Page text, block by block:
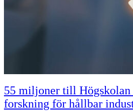
55 miljoner till Högskolan
forskning för hållbar